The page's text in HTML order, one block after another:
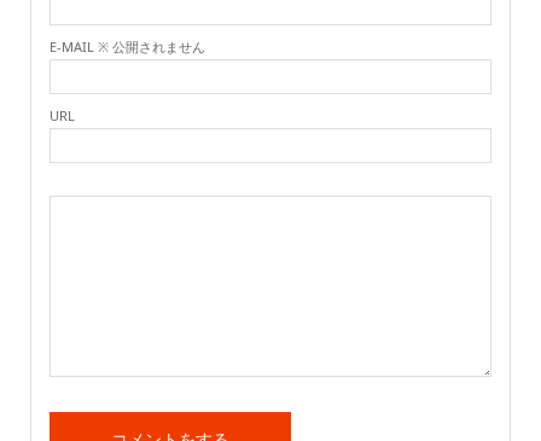
E-MAIL ※ 公開されません
URL